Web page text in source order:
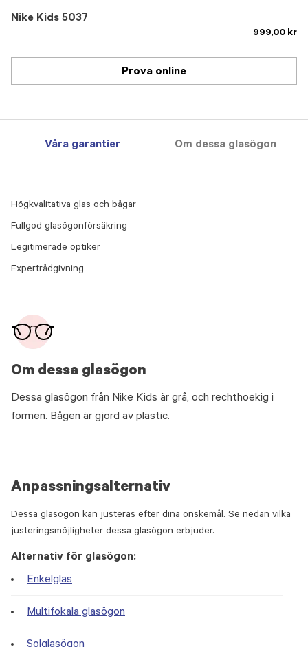
Nike Kids 5037
999,00 kr
Prova online
Våra garantier Om dessa glasögon
Om dessa glasögon
Dessa glasögon från Nike Kids är grå, och rechthoekig i
formen. Bågen är gjord av plastic.
Högkvalitativa glas och bågar
Fullgod glasögonförsäkring
Legitimerade optiker
Expertrådgivning
Anpassningsalternativ
Dessa glasögon kan justeras efter dina önskemål. Se nedan vilka
justeringsmöjligheter dessa glasögon erbjuder.
Alternativ för glasögon:
Enkelglas
Multifokala glasögon